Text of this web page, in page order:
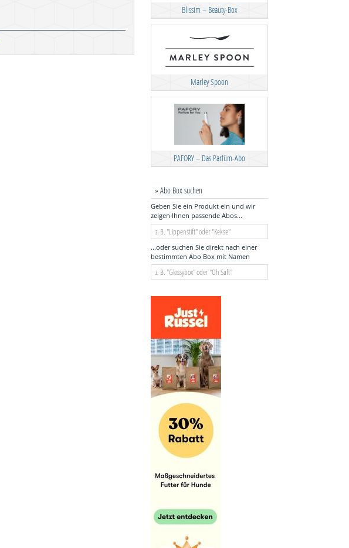
Blissim – Beauty-Box
Marley Spoon
PAFORY – Das Parfüm-Abo
» Abo Box suchen
Geben Sie ein Produkt ein und wir
zeigen Ihnen passende Abos...
...oder suchen Sie direkt nach einer
bestimmten Abo Box mit Namen